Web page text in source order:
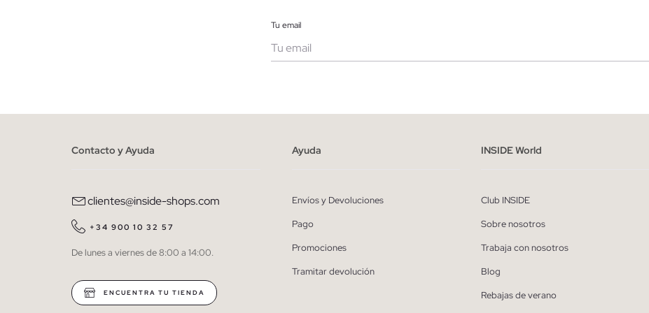
Tu email
* Puedes cancelar la suscripción en cualquier momento.
Contacto y Ayuda
clientes@inside-shops.com
+34 900 10 32 57
De lunes a viernes de 8:00 a 14:00.
ENCUENTRA TU TIENDA
Ayuda
Envíos y Devoluciones
Pago
Promociones
Tramitar devolución
INSIDE World
Club INSIDE
Sobre nosotros
Trabaja con nosotros
Blog
Rebajas de verano